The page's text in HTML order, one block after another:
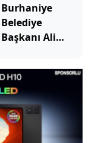
Burhaniye
Belediye
Başkanı Ali
Yeni Parti'ye
katıldı